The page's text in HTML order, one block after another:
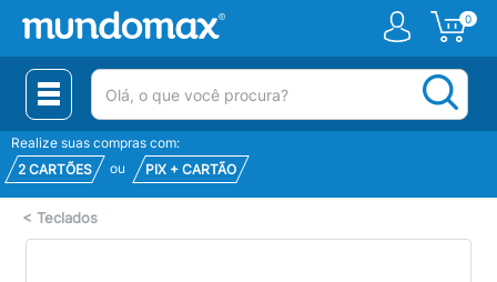
0
(pesquisar)
Realize suas compras com:
2 CARTÕES
ou PIX + CARTÃO
< Teclados